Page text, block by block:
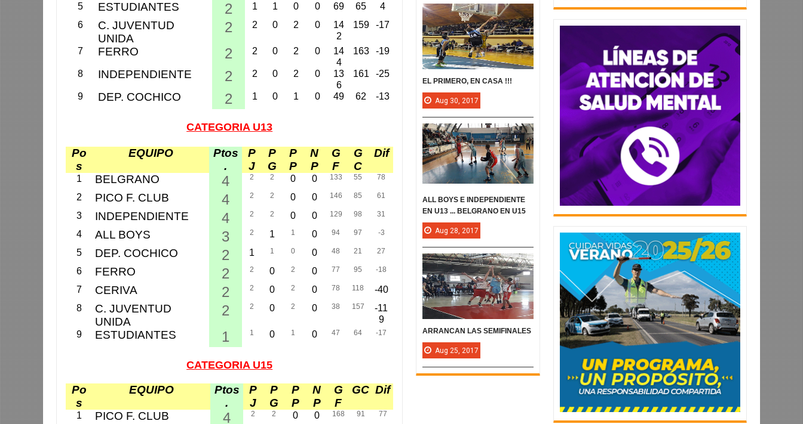
5
ESTUDIANTES 2 1 1 0 0 69 65
4
6
C. JUVENTUD
UNIDA
2 2 0 2 0
14
2
159 -17
7 FERRO 2 2 0 2 0
14
4
163 -19
8 INDEPENDIENTE 2 2 0 2 0
13
6
161 -25
9 DEP. COCHICO 2 1 0 1 0 49 62 -13
CATEGORIA U13
Po
s
EQUIPO
Ptos
.
P
J
P
G
P
P
N
P
G
F
G
C
Dif
1 BELGRANO 4 2 2 0 0 133 55 78
2 PICO F. CLUB 4 2 2 0 0 146 85 61
3 INDEPENDIENTE 4 2 2 0 0 129 98 31
4 ALL BOYS 3 2 1 1 0 94 97 -3
5 DEP. COCHICO 2 1 1 0 0 48 21 27
6 FERRO 2 2 0 2 0 77 95 -18
7 CERIVA 2 2 0 2 0 78 118
-40
8
C. JUVENTUD
UNIDA
2 2 0 2 0 38 157
-11
9
9
ESTUDIANTES 1 1 0 1 0 47 64 -17
CATEGORIA U15
Po
s
EQUIPO
Ptos
.
P
J
P
G
P
P
N
P
G
F
GC Dif
1 PICO F. CLUB 4 2 2 0 0 168 91 77
EL PRIMERO, EN CASA !!!
Aug 30, 2017
ALL BOYS E INDEPENDIENTE
EN U13 ... BELGRANO EN U15
Aug 28, 2017
ARRANCAN LAS SEMIFINALES
Aug 25, 2017